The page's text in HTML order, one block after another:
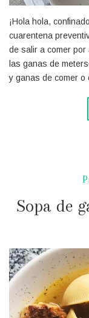
¡Hola hola,
cuarentena
de salir a comer
las ganas de
y ganas de comer
Sopa de